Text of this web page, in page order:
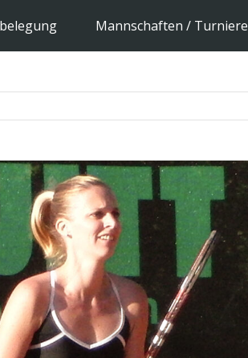
Mannschaften / Turniere